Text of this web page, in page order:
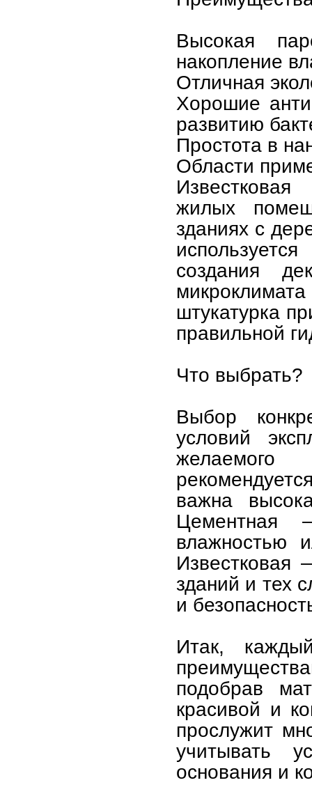
Высокая
накопление
Отличная
Хорошие
развитию
Простота в
Области
жилых
зданиях с
создания
штукатурка
правильной
Что выбрать?
Выбор
условий
желаемого
важна
влажностью
Известковая
зданий и тех
и
Итак,
подобрав
красивой и
прослужит
учитывать
основания и